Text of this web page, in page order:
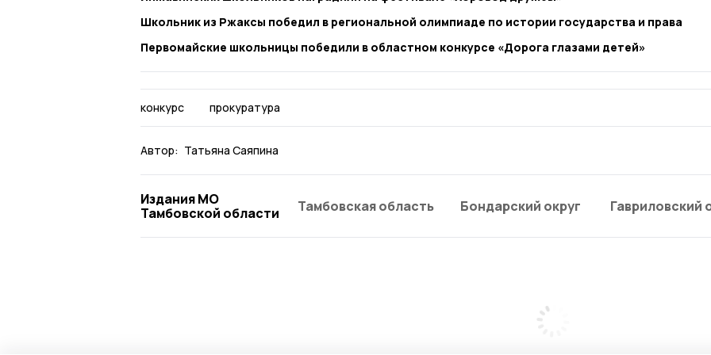
Школьник из Ржаксы победил в региональной олимпиаде по истории государства и права
Первомайские школьницы победили в областном конкурсе «Дорога глазами детей»
конкурс прокуратура
Автор: Татьяна Саяпина
Издания МО
Тамбовской области
Тамбовская область Бондарский округ Гавриловский